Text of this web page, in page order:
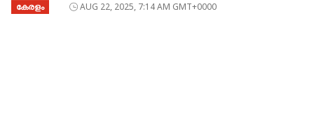
കേരളം AUG 22, 2025, 7:14 AM GMT+0000